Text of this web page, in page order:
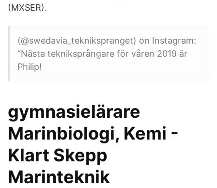
(MXSER).
(@swedavia_teknikspranget) on Instagram:
“Nästa tekniksprångare för våren 2019 är
Philip!
gymnasielärare
Marinbiologi, Kemi -
Klart Skepp
Marinteknik